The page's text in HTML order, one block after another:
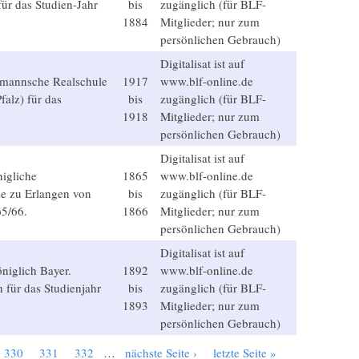
das Studien-Jahr
bis
1884
zugänglich (für BLF-
Mitglieder; nur zum
persönlichen Gebrauch)
Realschule
für das
1917
bis
1918
Digitalisat ist auf
www.blf-online.de
zugänglich (für BLF-
Mitglieder; nur zum
persönlichen Gebrauch)
zu Erlangen von
66.
1865
bis
1866
Digitalisat ist auf
www.blf-online.de
zugänglich (für BLF-
Mitglieder; nur zum
persönlichen Gebrauch)
Bayer.
für das Studienjahr
1892
bis
1893
Digitalisat ist auf
www.blf-online.de
zugänglich (für BLF-
Mitglieder; nur zum
persönlichen Gebrauch)
330
331 332 … nächste Seite › letzte Seite »